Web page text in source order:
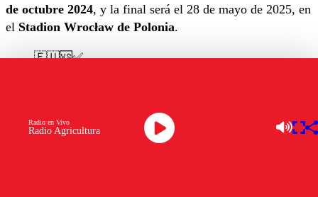
de octubre 2024, y la final será el 28 de mayo de 2025, en
el Stadion Wrocław de Polonia.
🇪🇺🆚✅
@EuropaCNFLeague
pic.twitter.com/TjCMNEnk99
Radio Agricultura
Radio en Vivo